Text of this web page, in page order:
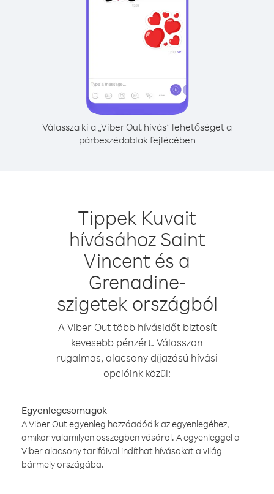
Válassza ki a „Viber Out hívás” lehetőséget a
párbeszédablak fejlécében
Tippek Kuvait
hívásához Saint
Vincent és a
Grenadine-
szigetek országból
A Viber Out több hívásidőt biztosít
kevesebb pénzért. Válasszon
rugalmas, alacsony díjazású hívási
opcióink közül:
Egyenlegcsomagok
A Viber Out egyenleg hozzáadódik az egyenlegéhez,
amikor valamilyen összegben vásárol. A egyenleggel a
Viber alacsony tarifáival indíthat hívásokat a világ
bármely országába.